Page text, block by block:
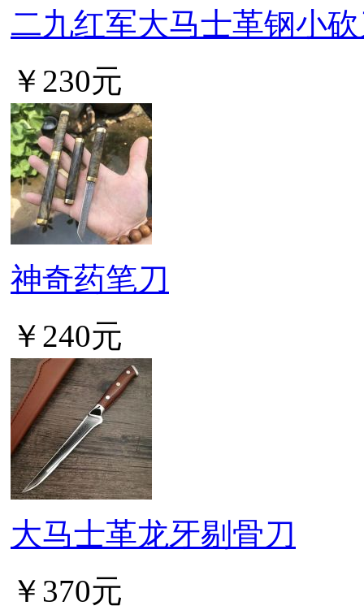
二九红军大马士革钢小
￥230元
神奇药笔刀
￥240元
大马士革龙牙剔骨刀
￥370元